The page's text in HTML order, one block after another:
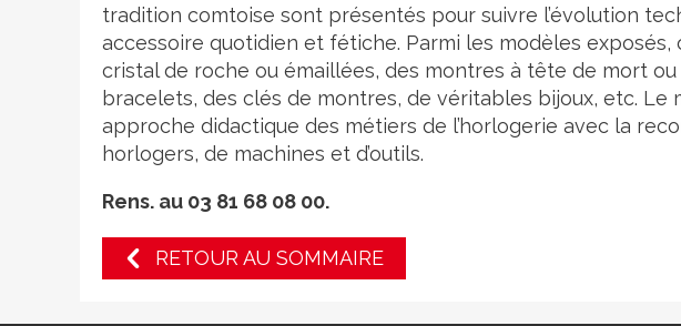
tradition comtoise sont présentés pour suivre l’évolution
accessoire quotidien et fétiche. Parmi les modèles
cristal de roche ou émaillées, des montres à tête de mort
bracelets, des clés de montres, de véritables bijoux, etc. Le
approche didactique des métiers de l’horlogerie avec la
horlogers, de machines et d’outils.
Rens. au 03 81 68 08 00.
RETOUR AU SOMMAIRE